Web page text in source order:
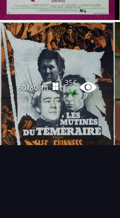
60x80cm
35€
✔